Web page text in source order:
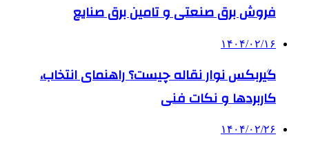
فروش برق صنعتی و تامین برق صنایع
۱۴۰۴/۰۲/۱۶
گیربکس نوار نقاله چیست؟ راهنمای انتخاب،
کاربردها و نکات فنی
۱۴۰۴/۰۲/۲۶